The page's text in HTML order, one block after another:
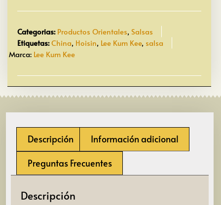
Categorias: Productos Orientales, Salsas
Etiquetas:China, Hoisin, Lee Kum Kee, salsa
Marca: Lee Kum Kee
Descripción
Información adicional
Preguntas Frecuentes
Descripción